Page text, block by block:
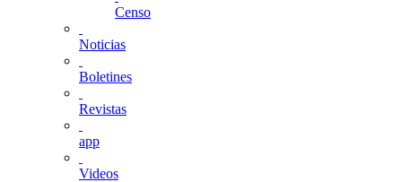
Censo
Noticias
Boletines
Revistas
app
Videos